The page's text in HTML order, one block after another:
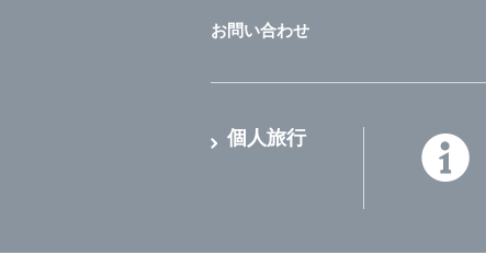
お問い合わせ
個人旅行